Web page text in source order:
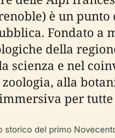
è un
Fondato a
della
scienza e nel
alla
per tutte
storico del primo